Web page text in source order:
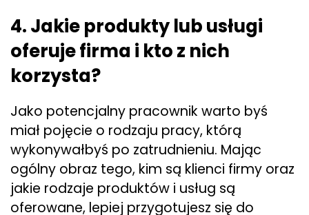
4. Jakie produkty lub usługi
oferuje firma i kto z nich
korzysta?
Jako potencjalny pracownik warto byś
miał pojęcie o rodzaju pracy, którą
wykonywałbyś po zatrudnieniu. Mając
ogólny obraz tego, kim są klienci firmy oraz
jakie rodzaje produktów i usług są
oferowane, lepiej przygotujesz się do